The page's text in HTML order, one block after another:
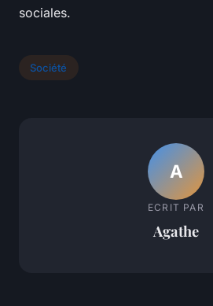
sociales.
Société
A
ECRIT PAR
Agathe